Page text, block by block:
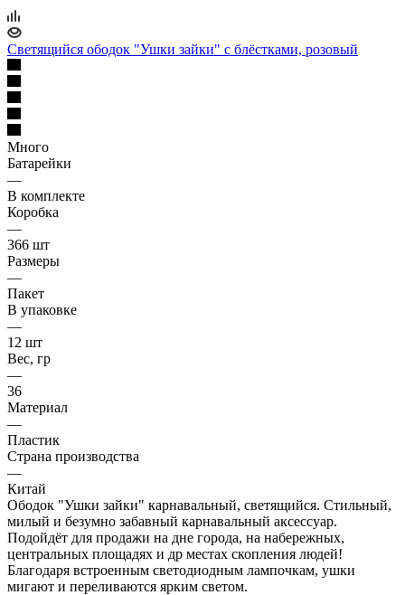
Светящийся ободок "Ушки зайки" с блёстками, розовый
Много
Батарейки
—
В комплекте
Коробка
—
366 шт
Размеры
—
Пакет
В упаковке
—
12 шт
Вес, гр
—
36
Материал
—
Пластик
Страна производства
—
Китай
Ободок "Ушки зайки" карнавальный, светящийся. Стильный,
милый и безумно забавный карнавальный аксессуар.
Подойдёт для продажи на дне города, на набережных,
центральных площадях и др местах скопления людей!
Благодаря встроенным светодиодным лампочкам, ушки
мигают и переливаются ярким светом.